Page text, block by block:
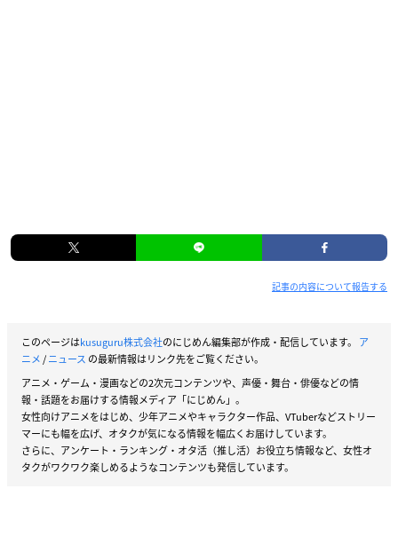
記事の内容について報告する
このページはkusuguru株式会社のにじめん編集部が作成・配信しています。 ア
ニメ/ニュース の最新情報はリンク先をご覧ください。
アニメ・ゲーム・漫画などの2次元コンテンツや、声優・舞台・俳優などの情
報・話題をお届けする情報メディア「にじめん」。
女性向けアニメをはじめ、少年アニメやキャラクター作品、VTuberなどストリー
マーにも幅を広げ、オタクが気になる情報を幅広くお届けしています。
さらに、アンケート・ランキング・オタ活（推し活）お役立ち情報など、女性オ
タクがワクワク楽しめるようなコンテンツも発信しています。